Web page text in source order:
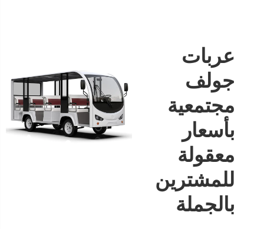
عربات
جولف
مجتمعية
بأسعار
معقولة
للمشترين
بالجملة